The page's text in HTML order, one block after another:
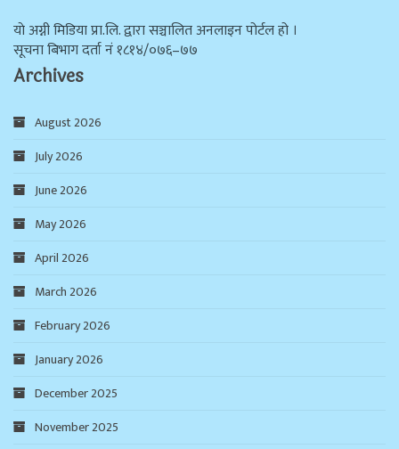
याे अग्नी मिडिया प्रा.लि. द्वारा सञ्चालित अनलाइन पोर्टल हो ।
सूचना बिभाग दर्ता न‌ं १८१४/०७६–७७
Archives
August 2026
July 2026
June 2026
May 2026
April 2026
March 2026
February 2026
January 2026
December 2025
November 2025